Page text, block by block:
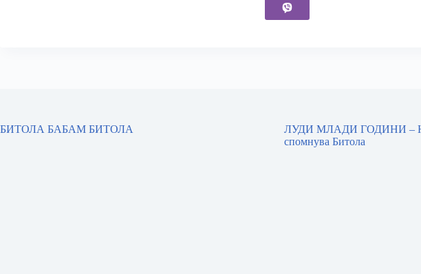
БИТОЛА БАБАМ БИТОЛА
ЛУДИ МЛАДИ ГОДИНИ –
спомнува Битола